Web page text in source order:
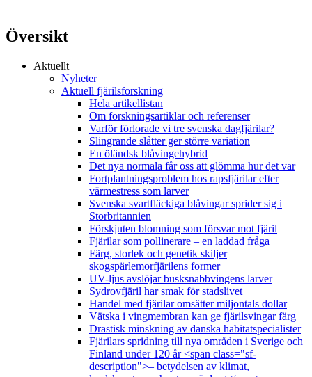
Översikt
Aktuellt
Nyheter
Aktuell fjärilsforskning
Hela artikellistan
Om forskningsartiklar och referenser
Varför förlorade vi tre svenska dagfjärilar?
Slingrande slåtter ger större variation
En öländsk blåvingehybrid
Det nya normala får oss att glömma hur det var
Fortplantningsproblem hos rapsfjärilar efter
värmestress som larver
Svenska svartfläckiga blåvingar sprider sig i
Storbritannien
Förskjuten blomning som försvar mot fjäril
Fjärilar som pollinerare – en laddad fråga
Färg, storlek och genetik skiljer
skogspärlemorfjärilens former
UV-ljus avslöjar busksnabbvingens larver
Sydrovfjäril har smak för stadslivet
Handel med fjärilar omsätter miljontals dollar
Vätska i vingmembran kan ge fjärilsvingar färg
Drastisk minskning av danska habitatspecialister
Fjärilars spridning till nya områden i Sverige och
Finland under 120 år <span class="sf-
description">– betydelsen av klimat,